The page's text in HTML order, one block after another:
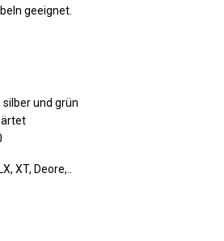
geeignet.
silber und grün
XT, Deore,..